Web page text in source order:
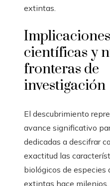
extintas.
Implicaciones
científicas y
fronteras de
investigación
El descubrimiento
avance significativo
dedicadas a descifrar
exactitud las
biológicos de especies
extintas hace